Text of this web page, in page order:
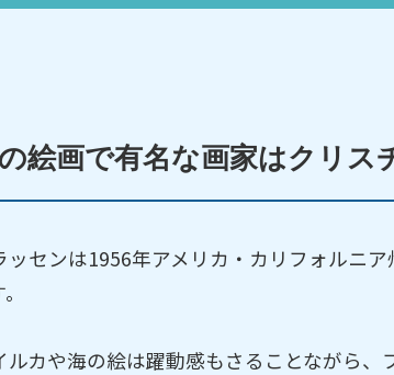
絵画で有名な画家はクリス
ッセンは1956年アメリカ・カリフォルニ
カや海の絵は躍動感もさることながら、